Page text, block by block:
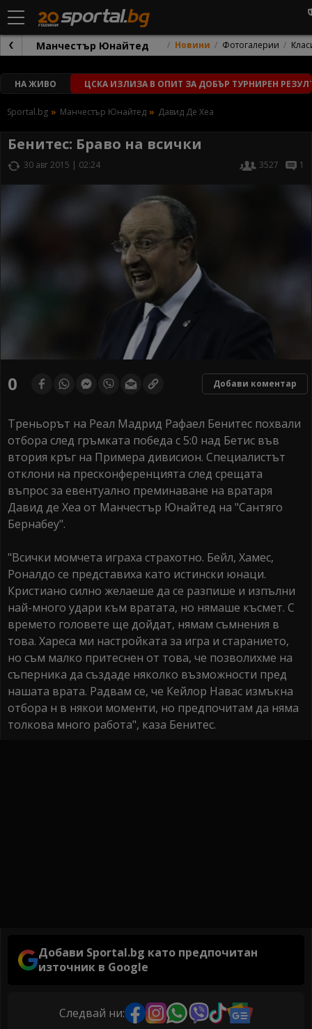
Манчестър Юнайтед Новини Фотогалерии
НА ЖИВО ЦСКА ИЗЛИЗА В ОПИТ ЗА ДОБЪР ТУРНИРЕН
Sportal.bg Манчестър Юнайтед Давид Де Хеа
Бенитес: Браво на всички
30 авг 2015 | 02:24 3527 1
0 Добави коментар
Треньорът на Реал Мадрид Рафаел Бенитес похвали
отбора след гръмката победа с 5:0 над Бетис във
втория кръг на Примера дивисион. Специалистът
отклони на пресконференцията след срещата
въпрос за евентуално преминаване на вратаря
Давид де Хеа от Манчестър Юнайтед на "Сантяго
Бернабеу".
"Всички момчета играха страхотно. Бейл, Хамес,
Роналдо се представиха като истински юнаци.
Кристиано силно желаеше да се разпише и изпълни
най-много удари към вратата, но нямаше късмет. С
времето головете ще дойдат, нямам съмнения в
това. Хареса ми настройката за игра и старанието,
но съм малко притеснен от това, че позволихме на
съперника да създаде няколко възможности пред
нашата врата. Радвам се, че Кейлор Навас измъкна
отбора н в някои моменти, но предпочитам да няма
толкова много работа", каза Бенитес.
Добави Sportal.bg като предпочитан
източник в Google
Следвай ни: